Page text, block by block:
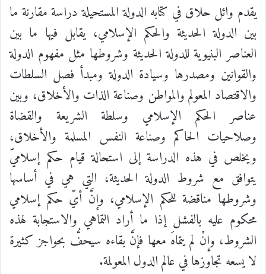
يقدم وائل حلاق في كتابه الدولة المستحيلة دراسة مقارنة ما
بين الدولة الحديثة والحكم الإسلامي، يقابل فيها ما بين
العناصر البنيوية للدولة الحديثة وشروطها مثل مفهوم الدولة
والقوانين ومصدرها وسيادة الدولة ومبدأ فصل السلطات
والاقتصاد المعولم والمواطن وصناعة الذات والأخلاق، وبين
عناصر الحكم الإسلامي وسلطة الشريعة والقضاة
وصلاحيات الحاكم وصناعة النفس المسلمة والأخلاق،
ويخلص في هذه الدراسة إلى استحالة قيام حكم إسلاميّ
يتوافق مع شروط الدولة الحديثة، التي هي في أساسها
وشروطها مناقضة للحكم الإسلامي، وإنَّ أيّ حكم إسلامي
محكوم عليه بالفشل إذا ما أراد التماهي والاستجابة لهذه
الشروط، وإنْ لم يتماهَ معها فإنَّ بقاءه سيحفُّ بحواجز كثيرة
لا يسعه تجاوزها في عالم الدول المعولمة.